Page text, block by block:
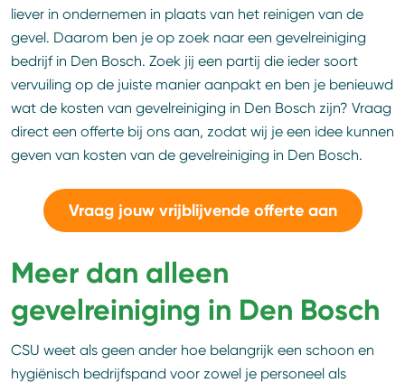
liever in ondernemen in plaats van het reinigen van de
gevel. Daarom ben je op zoek naar een gevelreiniging
bedrijf in Den Bosch. Zoek jij een partij die ieder soort
vervuiling op de juiste manier aanpakt en ben je benieuwd
wat de kosten van gevelreiniging in Den Bosch zijn? Vraag
direct een offerte bij ons aan, zodat wij je een idee kunnen
geven van kosten van de gevelreiniging in Den Bosch.
Vraag jouw vrijblijvende offerte aan
Meer dan alleen
gevelreiniging in Den Bosch
CSU weet als geen ander hoe belangrijk een schoon en
hygiënisch bedrijfspand voor zowel je personeel als